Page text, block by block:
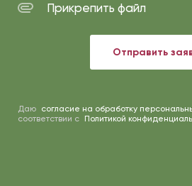
Прикрепить файл
Отправить
Даю согласие на обработку
соответствии с Политикой